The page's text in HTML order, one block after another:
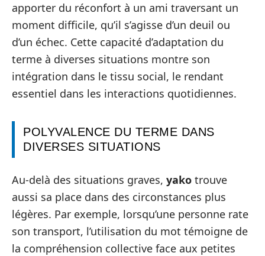
apporter du réconfort à un ami traversant un
moment difficile, qu’il s’agisse d’un deuil ou
d’un échec. Cette capacité d’adaptation du
terme à diverses situations montre son
intégration dans le tissu social, le rendant
essentiel dans les interactions quotidiennes.
POLYVALENCE DU TERME DANS
DIVERSES SITUATIONS
Au-delà des situations graves, yako trouve
aussi sa place dans des circonstances plus
légères. Par exemple, lorsqu’une personne rate
son transport, l’utilisation du mot témoigne de
la compréhension collective face aux petites